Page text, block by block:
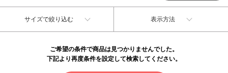
サイズで絞り込む 表示方法
ご希望の条件で商品は見つかりませんでした。
下記より再度条件を設定して検索してください。